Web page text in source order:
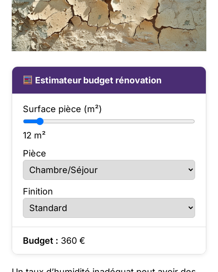
Estimateur budget rénovation
Surface pièce (m²)
12 m²
Pièce
Finition
Budget : 360 €